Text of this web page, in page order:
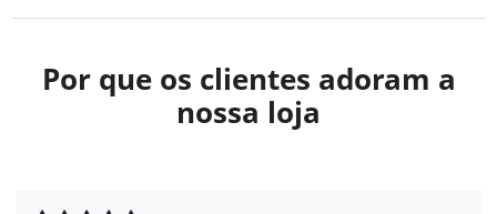
Por que os clientes adoram a
nossa loja